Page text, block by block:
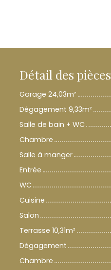
Détail des pièces
Garage 24,03m²
Dégagement 9,33m²
Salle de bain + WC
Chambre
Salle à manger
Entrée
WC
Cuisine
Salon
Terrasse 10,31m²
Dégagement
Chambre